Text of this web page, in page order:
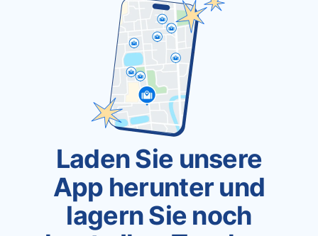
Laden Sie unsere
App herunter und
lagern Sie noch